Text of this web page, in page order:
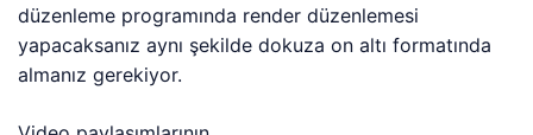
düzenleme programında render düzenlemesi
yapacaksanız aynı şekilde dokuza on altı formatında
almanız gerekiyor.